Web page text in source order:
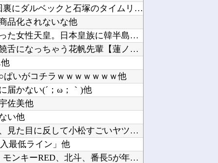
【巨人対ヤクルト19回戦】巨人、4回裏にダルベックと石塚のタイムリーで2点を取り1点差に詰...
品化されないな他
【ニュース】韓国メディア「幻となった女性天皇。日本皇族に韓半島の男の血が入る可能性がゼロに...
【ラブライブ！】私のことになると饒舌になっちゃう花帆先輩【蓮ノ空】他
ぱいがコチラｗｗｗｗｗｗｗ他
届かない(´；ω；｀)他
佐美他
い他
今更「トリコ」読み始めたんだけど、見た目に反して小松すごいヤツじゃない？？他
最低ライン」他
【新台の噂】パチスロ業界「バジ4、モンキーRED、北斗、番長5が年末に出るぞ！」←全部一緒...